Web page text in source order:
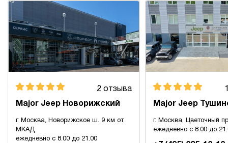
2 отзыва
Major Jeep Новорижский
г. Москва, Новорижское ш. 9 км от
МКАД
ежедневно с 8.00 до 21.00
Major Jeep
г. Москва, Цветочный
ежедневно с 8.00 до